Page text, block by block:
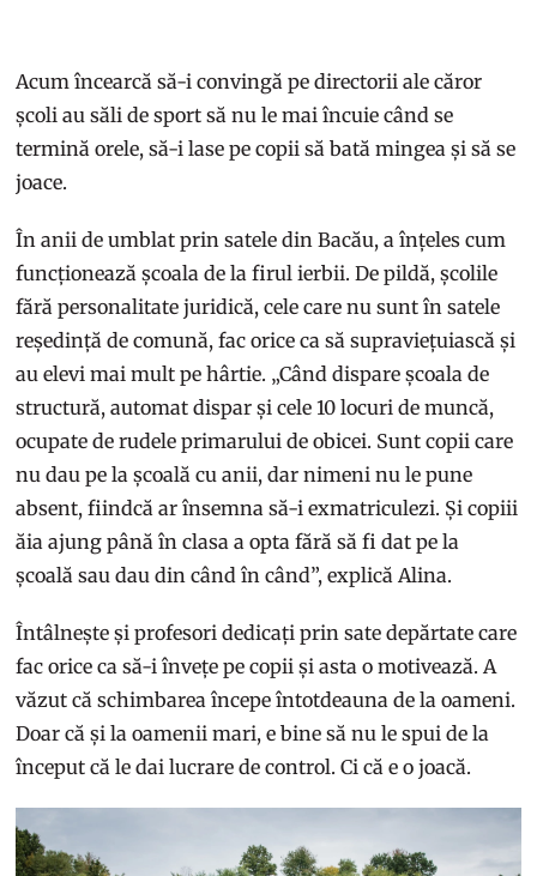
Acum încearcă să-i convingă pe directorii ale căror
școli au săli de sport să nu le mai încuie când se
termină orele, să-i lase pe copii să bată mingea și să se
joace.
În anii de umblat prin satele din Bacău, a înțeles cum
funcționează școala de la firul ierbii. De pildă, școlile
fără personalitate juridică, cele care nu sunt în satele
reședință de comună, fac orice ca să supraviețuiască și
au elevi mai mult pe hârtie. „Când dispare școala de
structură, automat dispar și cele 10 locuri de muncă,
ocupate de rudele primarului de obicei. Sunt copii care
nu dau pe la școală cu anii, dar nimeni nu le pune
absent, fiindcă ar însemna să-i exmatriculezi. Și copiii
ăia ajung până în clasa a opta fără să fi dat pe la
școală sau dau din când în când”, explică Alina.
Întâlnește și profesori dedicați prin sate depărtate care
fac orice ca să-i învețe pe copii și asta o motivează. A
văzut că schimbarea începe întotdeauna de la oameni.
Doar că și la oamenii mari, e bine să nu le spui de la
început că le dai lucrare de control. Ci că e o joacă.